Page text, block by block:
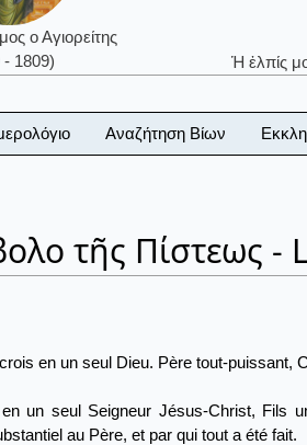
ο Αγιορείτης
- 1809)
Ἡ ἐλπίς
Αναζήτηση Βίων
τῆς Πίστεως -
en un seul Dieu. Père tout-puissant,
un seul Seigneur Jésus-Christ, Fils
au Père, et par qui tout a été fait.